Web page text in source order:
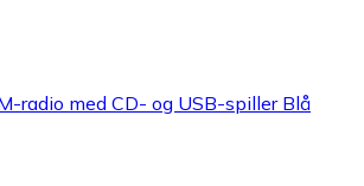
radio med CD- og USB-spiller Blå